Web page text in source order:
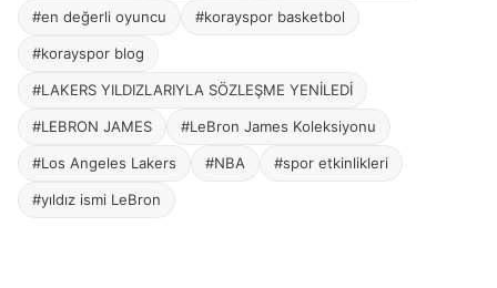
#en değerli oyuncu #korayspor basketbol
#korayspor blog
#LAKERS YILDIZLARIYLA SÖZLEŞME YENİLEDİ
#LEBRON JAMES #LeBron James Koleksiyonu
#Los Angeles Lakers #NBA #spor etkinlikleri
#yıldız ismi LeBron